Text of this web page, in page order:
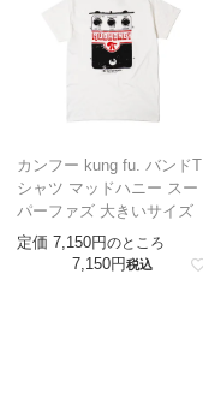
カンフー kung fu. バンドT
シャツ マッドハニー スー
パーファズ 大きいサイズ
定価 7,150 のところ
7,150 税込